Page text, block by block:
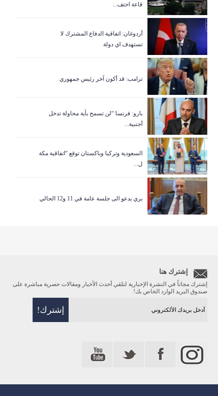
قاعة احتف...
أردوغان: اتفاقية الدفاع المشترك لا
تستهدف اي دولة
ترامب: قد أكون آخر رئيس جمهوري
بارو: فرنسا “لن تسمح بأية محاولة تدخل
أجنبية...
السعودية وتركيا وباكستان توقع “اتفاقية مكة
ل...
بري يدعو الى جلسة عامة في 11 و12 الحالي
إشترك هنا
إشترك مجاناً في النشرة الإخبارية لتلقي أحدث الأخبار ومقالات حصرية مباشرة على
صندوق البريد الوارد الخاص بك!